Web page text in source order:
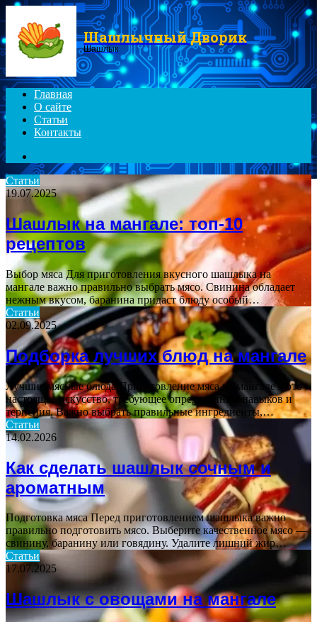
Шашлычный Дворик
Шашлык
Главная
О сайте
Статьи
Контакты
for
Статьи
19.07.2025
Шашлык на мангале: топ-10
рецептов
Выбор мяса Для приготовления вкусного шашлыка на
мангале важно правильно выбрать мясо. Свинина обладает
нежным вкусом, баранина придаст блюду особый…
Статьи
02.09.2025
Подборка лучших блюд на мангале
Лучшие мясные блюда Приготовление мяса на мангале – это
настоящее искусство, требующее определенных навыков и
терпения. Важно выбрать правильные ингредиенты,…
Статьи
14.02.2026
Как сделать шашлык сочным и
ароматным
Подготовка мяса Перед приготовлением шашлыка важно
правильно подготовить мясо. Выберите качественное мясо —
свинину, баранину или говядину. Удалите лишний жир…
Статьи
17.07.2025
Шашлык с овощами на мангале